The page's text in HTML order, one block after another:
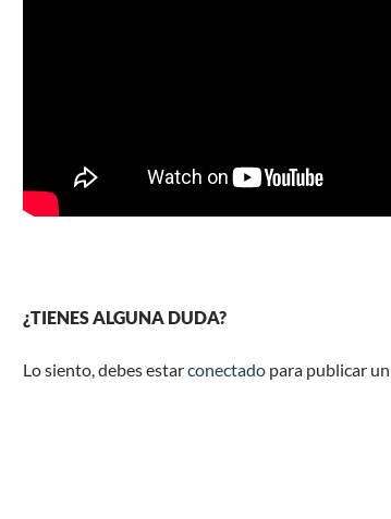
¿TIENES ALGUNA DUDA?
Lo siento, debes estarconectado para publicar